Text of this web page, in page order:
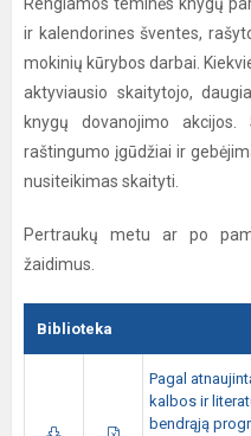
Rengiamos teminės knygų
ir kalendorines šventes,
mokinių kūrybos darbai.
aktyviausio skaitytojo,
knygų dovanojimo
raštingumo įgūdžiai ir
nusiteikimas skaityti.
Pertraukų metu ar po
žaidimus.
Biblioteka
Pagal
kalbos ir
bendrąją